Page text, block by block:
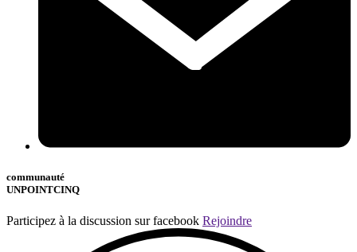
communauté
UNPOINTCINQ
Participez à la discussion sur facebook Rejoindre